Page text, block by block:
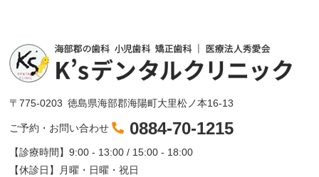
〒775-0203 徳島県海部郡海陽町大里松ノ本16-13
ご予約・お問い合わせ 0884-70-1215
【診療時間】9:00 - 13:00 / 15:00 - 18:00
【休診日】 月曜・日曜・祝日